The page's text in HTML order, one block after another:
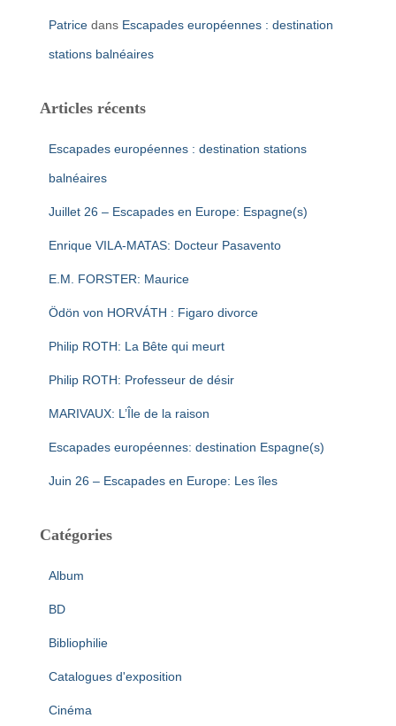
Patrice dans Escapades européennes : destination
stations balnéaires
Articles récents
Escapades européennes : destination stations
balnéaires
Juillet 26 – Escapades en Europe: Espagne(s)
Enrique VILA-MATAS: Docteur Pasavento
E.M. FORSTER: Maurice
Ödön von HORVÁTH : Figaro divorce
Philip ROTH: La Bête qui meurt
Philip ROTH: Professeur de désir
MARIVAUX: L’Île de la raison
Escapades européennes: destination Espagne(s)
Juin 26 – Escapades en Europe: Les îles
Catégories
Album
BD
Bibliophilie
Catalogues d'exposition
Cinéma